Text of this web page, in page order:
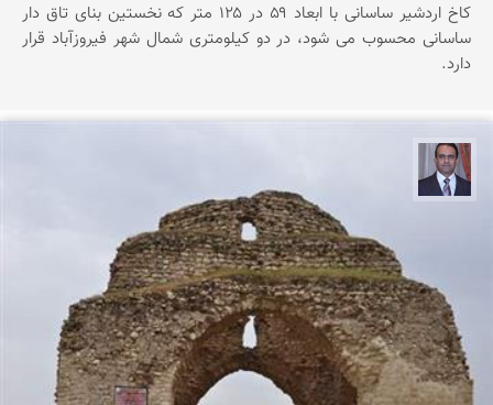
كاخ اردشیر ساسانی با ابعاد ۵۹ در ۱۲۵ متر كه نخستین بنای تاق دار
ساسانی محسوب می شود، در دو کیلومتری شمال شهر فیروزآباد قرار
دارد.